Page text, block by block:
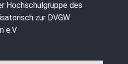
Hochschulgruppe des
zur DVGW
e.V